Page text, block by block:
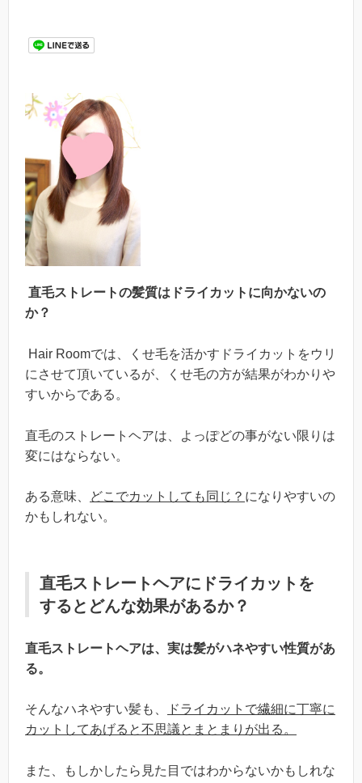
直毛ストレートの髪質はドライカットに向かないの
か？
Hair Roomでは、くせ毛を活かすドライカットをウリ
にさせて頂いているが、くせ毛の方が結果がわかりや
すいからである。
直毛のストレートヘアは、よっぽどの事がない限りは
変にはならない。
ある意味、 どこでカットしても同じ？ になりやすいの
かもしれない。
直毛ストレートヘアにドライカットを
するとどんな効果があるか？
直毛ストレートヘアは、実は髪がハネやすい性質があ
る。
そんなハネやすい髪も、
ドライカットで繊細に丁寧に
カットしてあげると不思議とまとまりが出る。
また、もしかしたら見た目ではわからないかもしれな